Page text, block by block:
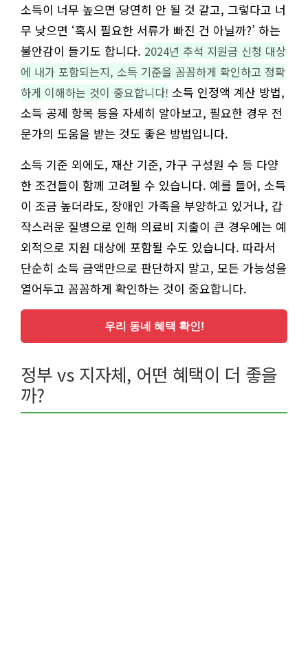
소득이 너무 높으면 당연히 안 될 것 같고, 그렇다고 너
무 낮으면 ‘혹시 필요한 서류가 빠진 건 아닐까?’ 하는
불안감이 들기도 합니다. 2024년 추석 지원금 신청 대상
에 내가 포함되는지, 소득 기준을 꼼꼼하게 확인하고 정확
하게 이해하는 것이 중요합니다! 소득 인정액 계산 방법,
소득 공제 항목 등을 자세히 알아보고, 필요한 경우 전
문가의 도움을 받는 것도 좋은 방법입니다.
소득 기준 외에도, 재산 기준, 가구 구성원 수 등 다양
한 조건들이 함께 고려될 수 있습니다. 예를 들어, 소득
이 조금 높더라도, 장애인 가족을 부양하고 있거나, 갑
작스러운 질병으로 인해 의료비 지출이 큰 경우에는 예
외적으로 지원 대상에 포함될 수도 있습니다. 따라서
단순히 소득 금액만으로 판단하지 말고, 모든 가능성을
열어두고 꼼꼼하게 확인하는 것이 중요합니다.
우리 동네 혜택 확인!
정부 vs 지자체, 어떤 혜택이 더 좋을
까?